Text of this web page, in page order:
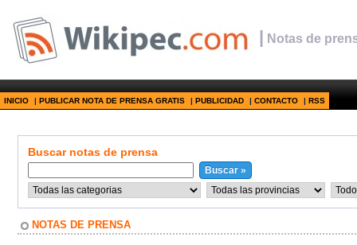
| Notas de
INICIO | PUBLICAR NOTA DE PRENSA GRATIS | PUBLICIDAD | CONTACTO | RSS
Buscar notas de prensa
NOTAS DE PRENSA